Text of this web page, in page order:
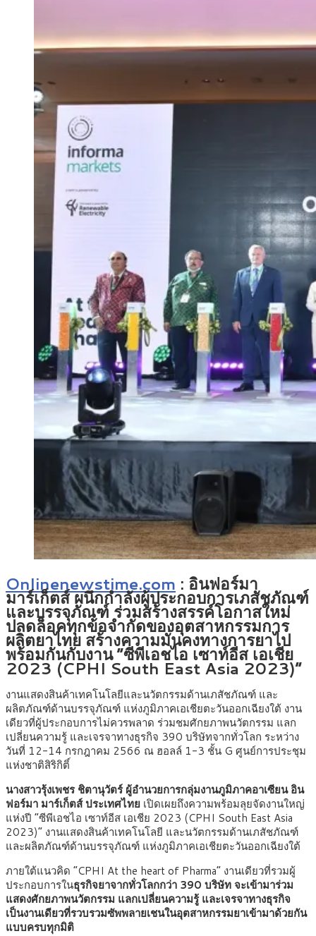
Onlinenewstime.com : อินฟอร์มา
มาร์เก็ตส์ ผนึกกำลังผู้ประกอบการเภสัชภัณฑ์
และบรรจุภัณฑ์ ร่วมสร้างสรรค์โอกาสใหม่
ปลดล็อคทุกข้อจำกัดของอุตสาหกรรมการ
ผลิตยาไทย สร้างความมั่นคงทางการยาไป
พร้อมกันกับงาน “ซีพีเอชไอ เซาท์อีส เอเชีย
2023 (CPHI South East Asia 2023)”
งานแสดงสินค้าเทคโนโลยีและนวัตกรรมด้านเภสัชภัณฑ์ และ
ผลิตภัณฑ์ด้านบรรจุภัณฑ์ แห่งภูมิภาคเอเชียตะวันออกเฉียงใต้ งาน
เดียวที่ผู้ประกอบการไม่ควรพลาด ร่วมชมศักยภาพนวัตกรรม แลก
เปลี่ยนความรู้ และเจรจาทางธุรกิจ 390 บริษัทจากทั่วโลก ระหว่าง
วันที่ 12-14 กรกฎาคม 2566 ณ ฮอลล์ 1-3 ชั้น G ศูนย์การประชุม
แห่งชาติสิริกิติ์
นางสาวรุ้งเพชร ชิตานุวัตร์ ผู้อำนวยการกลุ่มงานภูมิภาคอาเซียน อิน
ฟอร์มา มาร์เก็ตส์ ประเทศไทย เปิดเผยถึงความพร้อมลุยจัดงานใหญ่
แห่งปี “ซีพีเอชไอ เซาท์อีส เอเชีย 2023 (CPHI South East Asia
2023)” งานแสดงสินค้าเทคโนโลยี และนวัตกรรมด้านเภสัชภัณฑ์
และผลิตภัณฑ์ด้านบรรจุภัณฑ์ แห่งภูมิภาคเอเชียตะวันออกเฉียงใต้
ภายใต้แนวคิด “CPHI At the heart of Pharma” งานเดียวที่รวมผู้
ประกอบการในธุรกิจยาจากทั่วโลกกว่า 390 บริษัท จะเข้ามาร่วม
แสดงศักยภาพนวัตกรรม แลกเปลี่ยนความรู้ และเจรจาทางธุรกิจ
เป็นงานเดียวที่รวบรวมซัพพลายเชนในอุตสาหกรรมยาเข้ามาด้วยกัน
แบบครบทุกมิติ